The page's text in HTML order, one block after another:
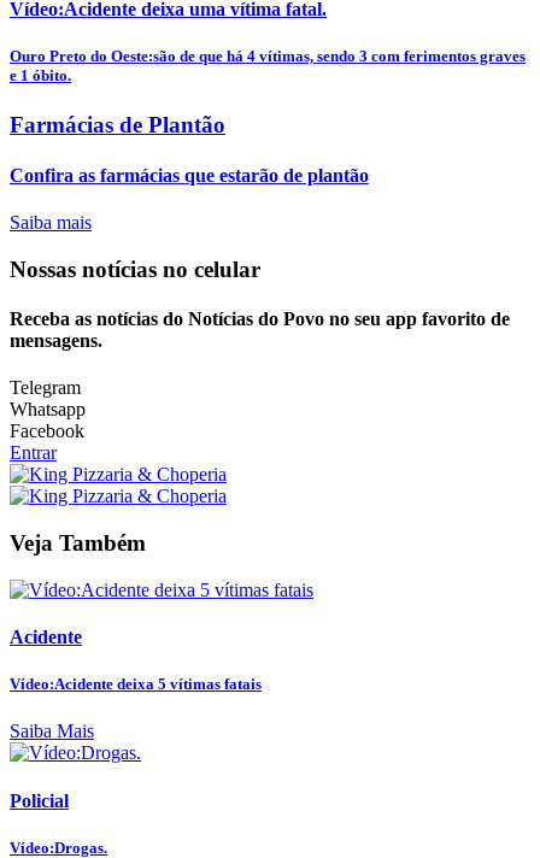
Vídeo:Acidente deixa uma vítima fatal.
Ouro Preto do Oeste:são de que há 4 vítimas, sendo 3 com ferimentos graves
e 1 óbito.
Farmácias de Plantão
Confira as farmácias que estarão de plantão
Saiba mais
Nossas notícias no celular
Receba as notícias do Notícias do Povo no seu app favorito de
mensagens.
Telegram
Whatsapp
Facebook
Entrar
Veja Também
Acidente
Vídeo:Acidente deixa 5 vítimas fatais
Saiba Mais
Policial
Vídeo:Drogas.